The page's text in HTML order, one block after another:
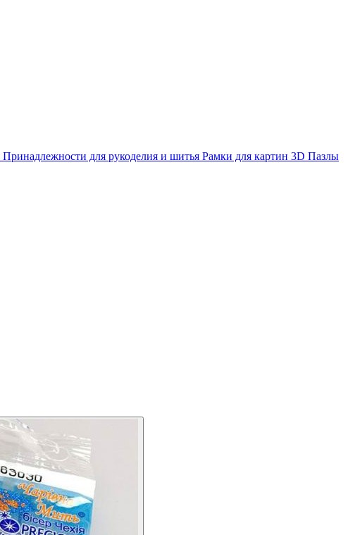
Принадлежности для рукоделия и шитья Рамки для картин 3D Пазлы